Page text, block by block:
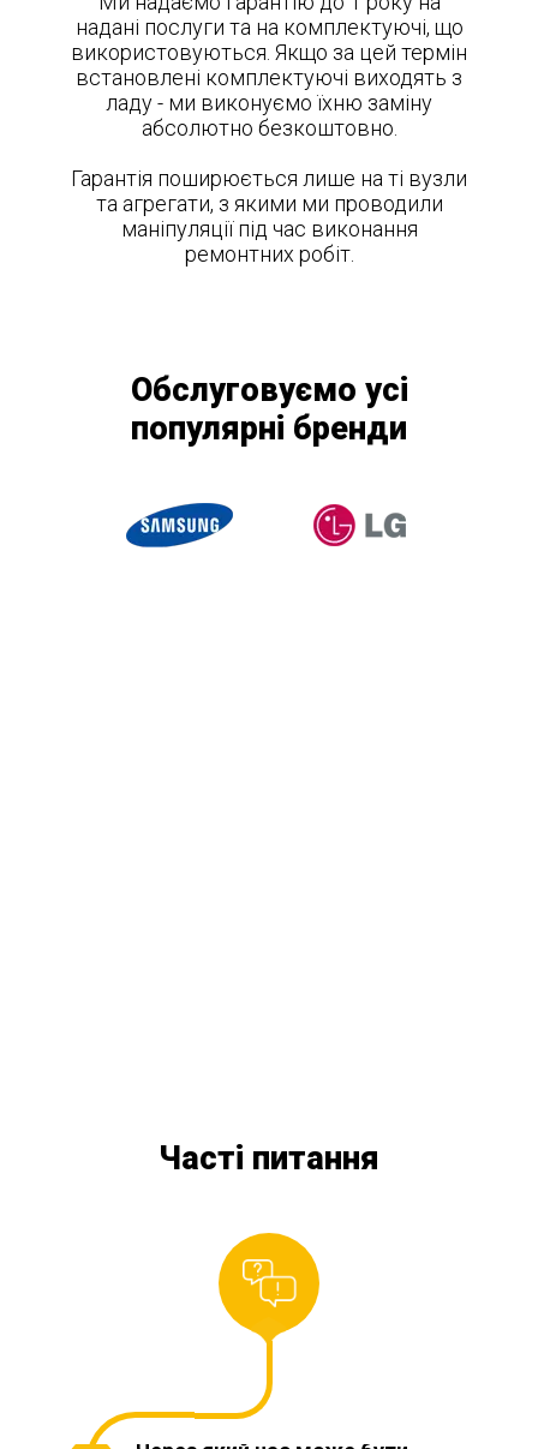
надані послуги та на комплектуючі, що
використовуються. Якщо за цей термін
встановлені комплектуючі виходять з
ладу - ми виконуємо їхню заміну
абсолютно безкоштовно.
Гарантія поширюється лише на ті вузли
та агрегати, з якими ми проводили
маніпуляції під час виконання
ремонтних робіт.
Обслуговуємо усі
популярні бренди
Часті питання